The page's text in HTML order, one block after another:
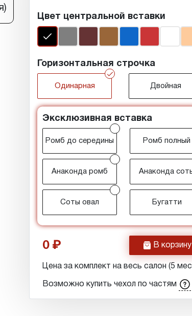
Цвет центральной вставки
Горизонтальная строчка
r
Одинарная Двойная
Эксклюзивная вставка
Ромб до середины Ромб полный
Анаконда ромб Анаконда
Соты овал Бугатти
0 h В корзину
Цена за комплект на весь салон (5
Возможно купить чехол по частям